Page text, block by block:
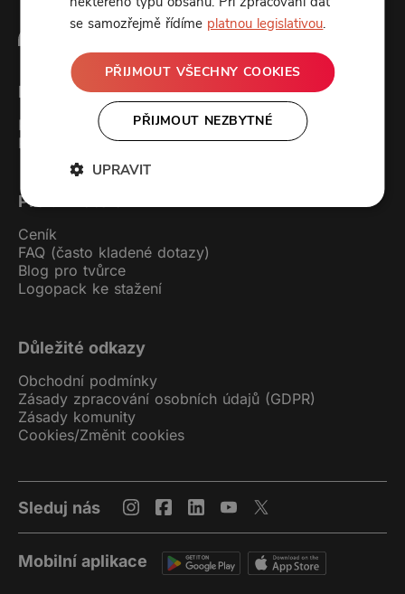
Forendors
Kontakt
Podcast studio
Pro uživatele
Ceník
FAQ (často kladené dotazy)
Blog pro tvůrce
Logopack ke stažení
Důležité odkazy
Obchodní podmínky
Zásady zpracování osobních údajů (GDPR)
Zásady komunity
Cookies/Změnit cookies
Sleduj nás
Mobilní aplikace
se samozřejmě řídíme platnou legislativou.
PŘIJMOUT VŠECHNY COOKIES
PŘIJMOUT NEZBYTNÉ
UPRAVIT